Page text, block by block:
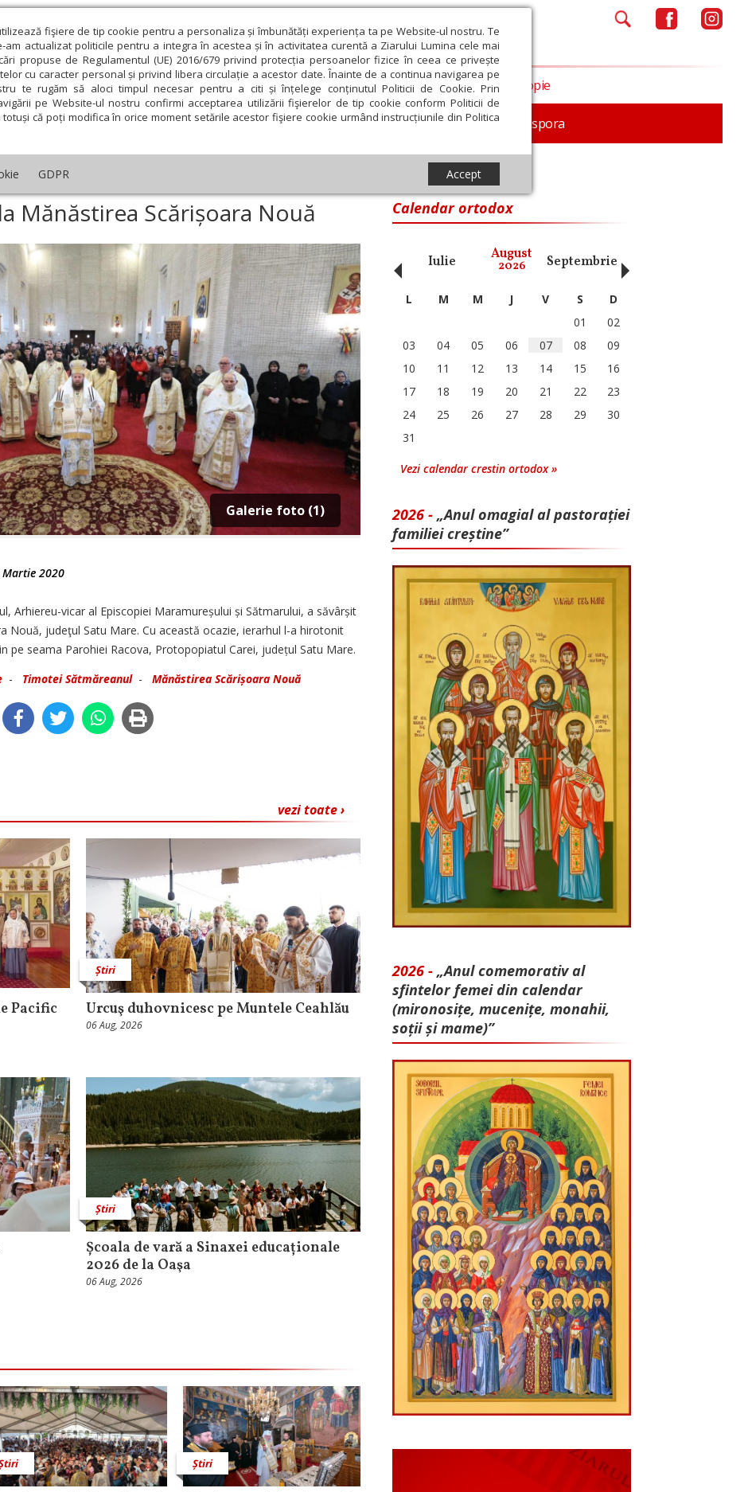
fişiere de tip cookie pentru a personaliza și îmbunătăți experiența ta pe Website-ul nostru. Te
am actualizat politicile pentru a integra în acestea și în activitatea curentă a Ziarului Lumina cele mai
propuse de Regulamentul (UE) 2016/679 privind protecția persoanelor fizice în ceea ce privește
cu caracter personal și privind libera circulație a acestor date. Înainte de a continua navigarea pe
te rugăm să aloci timpul necesar pentru a citi și înțelege conținutul Politicii de Cookie. Prin
pe Website-ul nostru confirmi acceptarea utilizării fişierelor de tip cookie conform Politicii de
totuși că poți modifica în orice moment setările acestor fişiere cookie urmând instrucțiunile din Politica
GDPR Accept
An omagial Comunicate de presă Documentar In memoriam Diaspora
Teologie și spiritualitate Educaţie și Cultură Societate Opinii Filantropie
› Hirotonie de preot la Mănăstirea Scărișoara Nouă
Mănăstirea Scărișoara Nouă
Galerie foto (1)
Martie 2020
Arhiereu-vicar al Episcopiei Maramureșului și Sătmarului, a săvârșit
Nouă, judeţul Satu Mare. Cu această ocazie, ierarhul l-a hirotonit
pe seama Parohiei Racova, Protopopiatul Carei, județul Satu Mare.
- Timotei Sătmăreanul- Mănăstirea Scărișoara Nouă
vezi toate ›
Pacific
Știri
Urcuş duhovnicesc pe Muntele Ceahlău
06 Aug, 2026
Știri
Școala de vară a Sinaxei educaționale
2026 de la Oaşa
06 Aug, 2026
Știri
Calendar ortodox
Februarie Martie Aprilie Mai Iunie Iulie August
2026 Septembrie Octombrie
‹ L M M J V S
D
01
02
03
04 05 06 07 08
09
10
11 12 13 14 15
16
17
18 19 20 21 22
23
24
25 26 27 28 29
30
31
Vezi calendar crestin ortodox »
2026 - „Anul omagial al pastorației
familiei creștine”
2026 - „Anul comemorativ al
sfintelor femei din calendar
(mironosițe, mu­cenițe, monahii,
soții și mame)”